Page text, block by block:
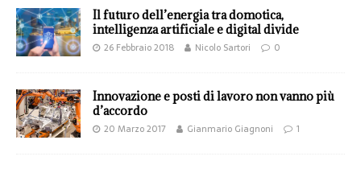
Il futuro dell’energia tra domotica,
intelligenza artificiale e digital divide
26 Febbraio 2018 Nicolo Sartori 0
Innovazione e posti di lavoro non vanno più
d’accordo
20 Marzo 2017 Gianmario Giagnoni 1